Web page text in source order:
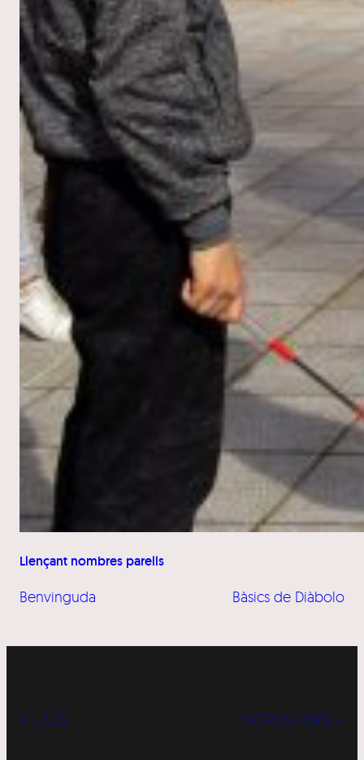
Llençant nombres parells
Benvinguda Bàsics de Diàbolo
« LABS WORKSHOPS »